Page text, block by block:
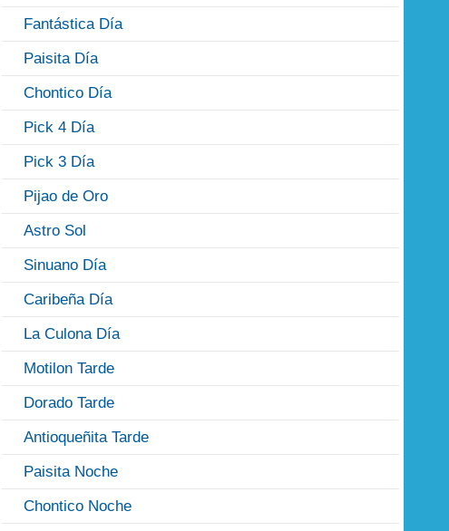
Fantástica Día
Paisita Día
Chontico Día
Pick 4 Día
Pick 3 Día
Pijao de Oro
Astro Sol
Sinuano Día
Caribeña Día
La Culona Día
Motilon Tarde
Dorado Tarde
Antioqueñita Tarde
Paisita Noche
Chontico Noche